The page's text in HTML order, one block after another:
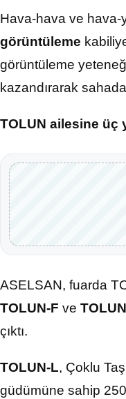
Hava-hava ve hava-
görüntüleme
görüntüleme
kazandırarak
TOLUN ailesine üç
ASELSAN, fuarda
TOLUN-F ve
çıktı.
TOLUN-L, Çoklu
güdümüne sahip 250